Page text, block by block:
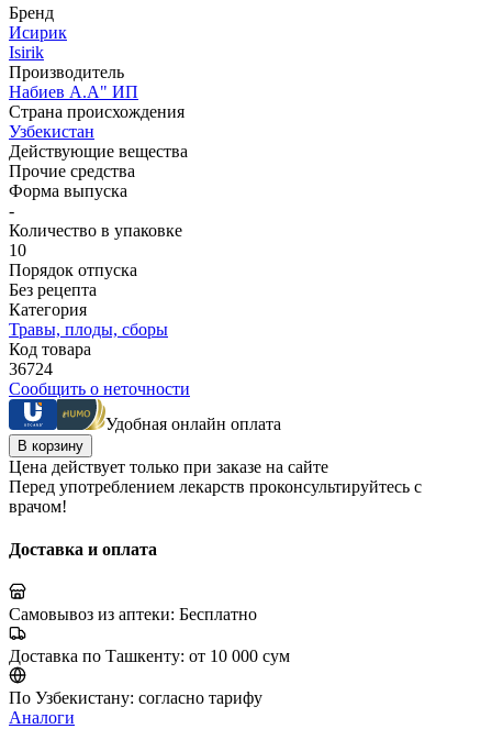
Бренд
Исирик
Isirik
Производитель
Набиев А.А" ИП
Страна происхождения
Узбекистан
Действующие вещества
Прочие средства
Форма выпуска
-
Количество в упаковке
10
Порядок отпуска
Без рецепта
Категория
Травы, плоды, сборы
Код товара
36724
Сообщить о неточности
Удобная онлайн оплата
В корзину
Цена действует только при заказе на сайте
Перед употреблением лекарств проконсультируйтесь с
врачом!
Доставка и оплата
Самовывоз из аптеки: Бесплатно
Доставка по Ташкенту: от 10 000 сум
По Узбекистану: согласно тарифу
Аналоги